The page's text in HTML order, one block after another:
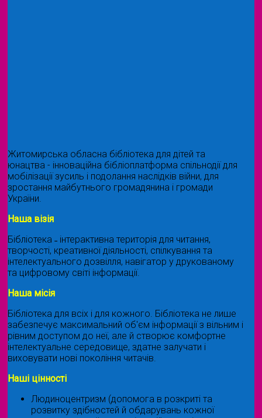
Житомирська обласна бібліотека для дітей та
юнацтва - інноваційна бібліоплатформа спільнодії для
мобілізації зусиль і подолання наслідків війни, для
зростання майбутнього громадянина і громади
України.
Наша візія
Бібліотека ˗ інтерактивна територія для читання,
творчості, креативної діяльності, спілкування та
інтелектуального дозвілля, навігатор у друкованому
та цифровому світі інформації.
Наша місія
Бібліотека для всіх і для кожного. Бібліотека не лише
забезпечує максимальний об'єм інформації з вільним і
рівним доступом до неї, але й створює комфортне
інтелектуальне середовище, здатне залучати і
виховувати нові покоління читачів.
Наші цінності
Людиноцентризм (допомога в розкриті та
розвитку здібностей й обдарувань кожної